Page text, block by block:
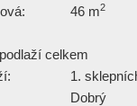
46 m2
celkem
1.
Dobrý